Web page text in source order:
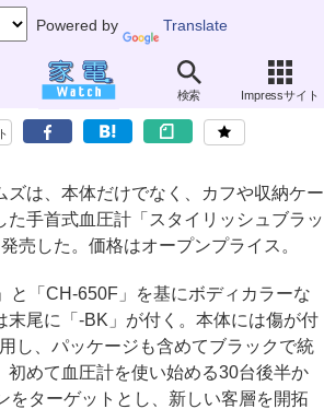
Powered by Translate
検索 Impressサイト
テムズ、黒で統一した手首式血圧計
の薄型と、大型液晶の2機種
は、本体だけでなく、カフや収納ケー
た手首式血圧計「スタイリッシュブラッ
売した。価格はオープンプライス。
「CH-650F」を基にボディカラーな
末尾に「-BK」が付く。本体には傷が付
し、パッケージも含めてブラックで統
初めて血圧計を使い始める30台後半か
をターゲットとし、新しい客層を開拓